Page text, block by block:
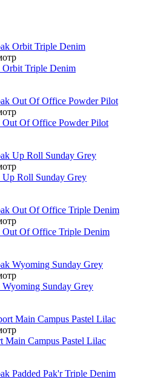
Orbit Triple Denim
Out Of Office Powder Pilot
Up Roll Sunday Grey
Out Of Office Triple Denim
Sunday Grey
Main Campus Pastel Lilac